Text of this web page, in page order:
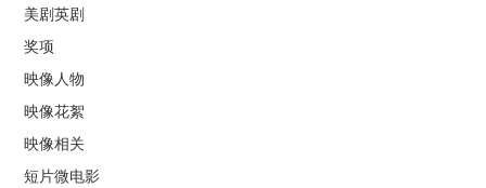
美剧英剧
奖项
映像人物
映像花絮
映像相关
短片微电影